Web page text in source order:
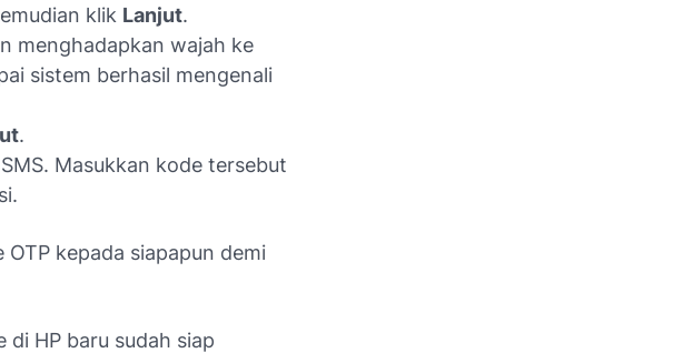
klik Lanjut.
menghadapkan wajah ke
sistem berhasil mengenali
.
Masukkan kode tersebut
kepada siapapun demi
di HP baru sudah siap